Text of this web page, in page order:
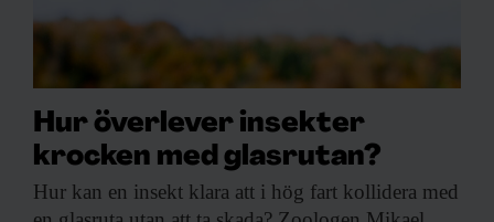
Hur överlever insekter
krocken med glasrutan?
Hur kan en insekt klara att i hög fart kollidera med